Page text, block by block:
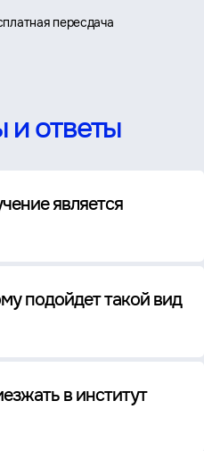
пересдача
и ответы
является
подойдет такой вид
в институт